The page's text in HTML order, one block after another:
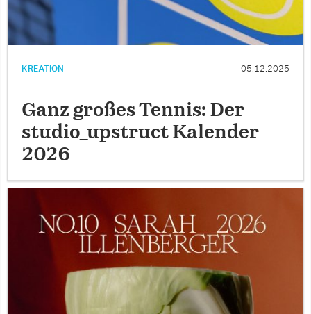
KREATION 05.12.2025
Ganz großes Tennis: Der
studio_upstruct Kalender
2026